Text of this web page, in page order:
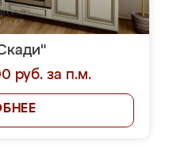
руб. за п.м.